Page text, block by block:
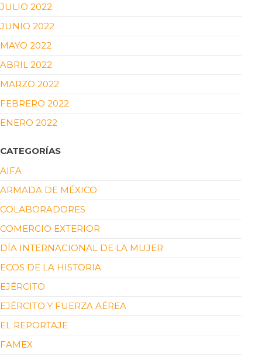
JULIO 2022
JUNIO 2022
MAYO 2022
ABRIL 2022
MARZO 2022
FEBRERO 2022
ENERO 2022
CATEGORÍAS
AIFA
ARMADA DE MÉXICO
COLABORADORES
COMERCIO EXTERIOR
DÍA INTERNACIONAL DE LA MUJER
ECOS DE LA HISTORIA
EJÉRCITO
EJÉRCITO Y FUERZA AÉREA
EL REPORTAJE
FAMEX